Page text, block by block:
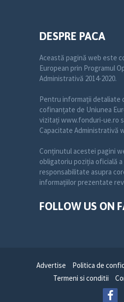
DESPRE PACA
Această pagină web este
European prin Programul
Administrativă 2014-2020.
Pentru informații detaliate
cofinanțate de Uniunea
vizitați www.fonduri-ue.ro
Capacitate Administrativă
Conținutul acestei pagini
obligatoriu poziția oficială
responsabilitate asupra
informațiilor prezentate
FOLLOW US ON
Advertise Politica de
Termeni si conditii